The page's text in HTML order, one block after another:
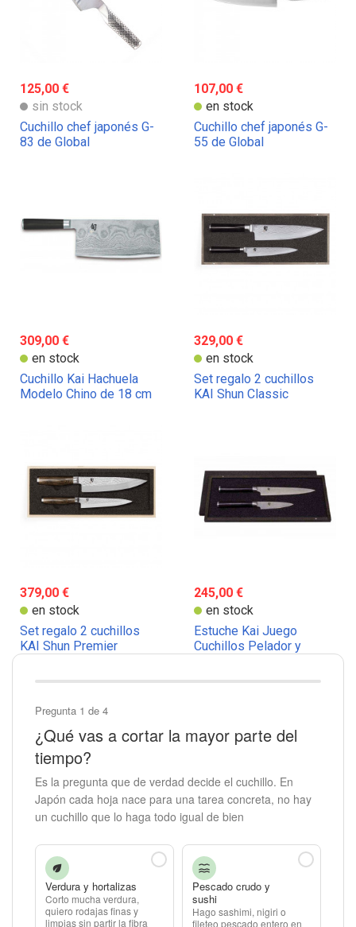
125,00 €
sin stock
Cuchillo chef japonés G-
83 de Global
107,00 €
en stock
Cuchillo chef japonés G-
55 de Global
309,00 €
en stock
Cuchillo Kai Hachuela
Modelo Chino de 18 cm
329,00 €
en stock
Set regalo 2 cuchillos
KAI Shun Classic
379,00 €
en stock
Set regalo 2 cuchillos
KAI Shun Premier
245,00 €
en stock
Estuche Kai Juego
Cuchillos Pelador y
Pregunta 1 de 4
¿Qué vas a cortar la mayor parte del
tiempo?
Es la pregunta que de verdad decide el cuchillo. En
Japón cada hoja nace para una tarea concreta, no hay
un cuchillo que lo haga todo igual de bien
Verdura y hortalizas
Corto mucha verdura,
quiero rodajas finas y
limpias sin partir la fibra
Pescado crudo y
sushi
Hago sashimi, nigiri o
fileteo pescado entero en